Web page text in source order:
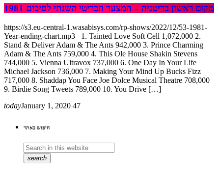
מקום ראשון בריטניה – המצעד הבריטי השנתי לסיכום 1981
https://s3.eu-central-1.wasabisys.com/rp-shows/2022/12/53-1981-
Year-ending-chart.mp3 1. Tainted Love Soft Cell 1,072,000 2.
Stand & Deliver Adam & The Ants 942,000 3. Prince Charming
Adam & The Ants 759,000 4. This Ole House Shakin Stevens
744,000 5. Vienna Ultravox 737,000 6. One Day In Your Life
Michael Jackson 736,000 7. Making Your Mind Up Bucks Fizz
717,000 8. Shaddap You Face Joe Dolce Musical Theatre 708,000
9. Birdie Song Tweets 789,000 10. You Drive […]
todayJanuary 1, 2020 47
חיפוש באתר
search